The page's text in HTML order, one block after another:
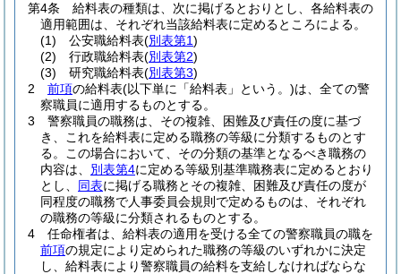
第4条
給料表の種類は、次に掲げるとおりとし、各給料表の
適用範囲は、それぞれ当該給料表に定めるところによる。
(1)
公安職給料表(別表第1)
(2)
行政職給料表(別表第2)
(3)
研究職給料表(別表第3)
2
前項の給料表(以下単に「給料表」という。)は、全ての警
察職員に適用するものとする。
3
警察職員の職務は、その複雑、困難及び責任の度に基づ
き、これを給料表に定める職務の等級に分類するものとす
る。
この場合において、その分類の基準となるべき職務の
内容は、 別表第4に定める等級別基準職務表に定めるとおり
とし、 同表に掲げる職務とその複雑、困難及び責任の度が
同程度の職務で人事委員会規則で定めるものは、それぞれ
の職務の等級に分類されるものとする。
4
任命権者は、給料表の適用を受ける全ての警察職員の職を
前項の規定により定められた職務の等級のいずれかに決定
し、給料表により警察職員の給料を支給しなければならな